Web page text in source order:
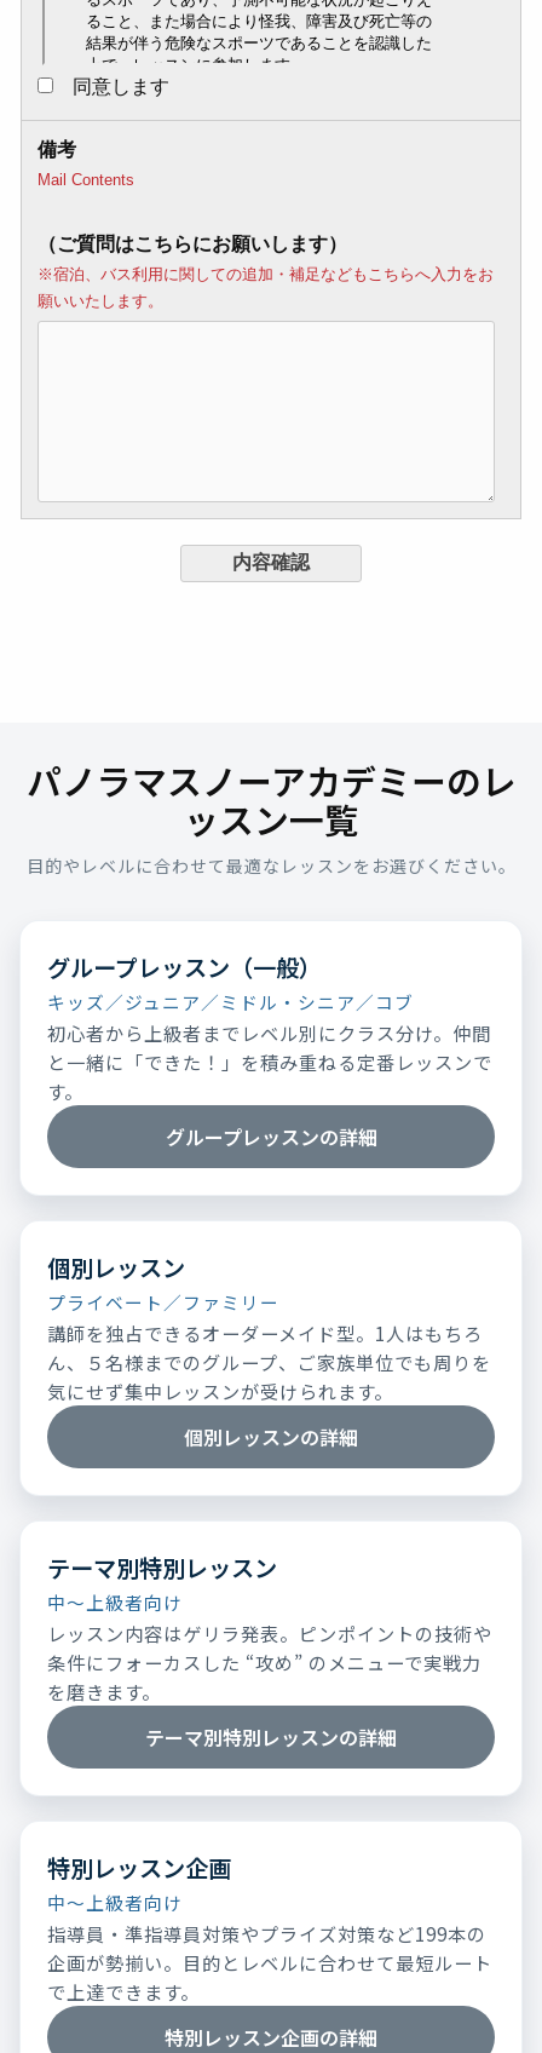
同意します
備考
Mail Contents
（ご質問はこちらにお願いします）
※宿泊、バス利用に関しての追加・補足などもこちらへ入力をお
願いいたします。
パノラマスノーアカデミーのレ
ッスン一覧
目的やレベルに合わせて最適なレッスンをお選びください。
グループレッスン（一般）
キッズ／ジュニア／ミドル・シニア／コブ
初心者から上級者までレベル別にクラス分け。仲間
と一緒に「できた！」を積み重ねる定番レッスンで
す。
グループレッスンの詳細
個別レッスン
プライベート／ファミリー
講師を独占できるオーダーメイド型。1人はもちろ
ん、５名様までのグループ、ご家族単位でも周りを
気にせず集中レッスンが受けられます。
個別レッスンの詳細
テーマ別特別レッスン
中～上級者向け
レッスン内容はゲリラ発表。ピンポイントの技術や
条件にフォーカスした “攻め” のメニューで実戦力
を磨きます。
テーマ別特別レッスンの詳細
特別レッスン企画
中～上級者向け
指導員・準指導員対策やプライズ対策など199本の
企画が勢揃い。目的とレベルに合わせて最短ルート
で上達できます。
特別レッスン企画の詳細